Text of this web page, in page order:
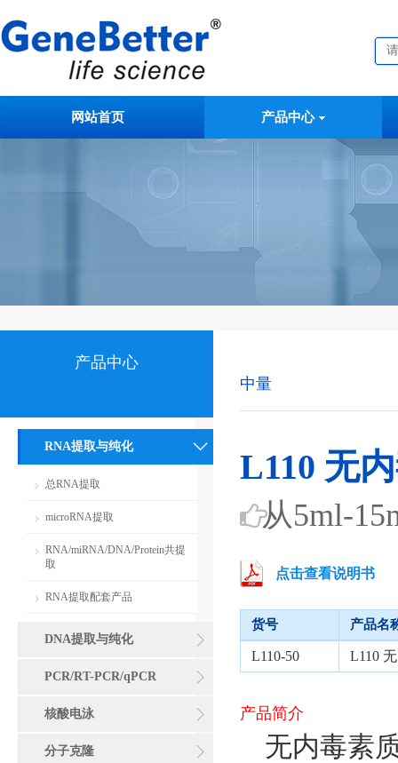
网站首页 产品中心
产品中心
RNA提取与纯化
总RNA提取
microRNA提取
RNA/miRNA/DNA/Protein共提
取
RNA提取配套产品
DNA提取与纯化
PCR/RT-PCR/qPCR
核酸电泳
分子克隆
中量
L110 无
从5ml-
点击查看说明书
货号 产品名
L110-50 L110
产品简介
无内毒素